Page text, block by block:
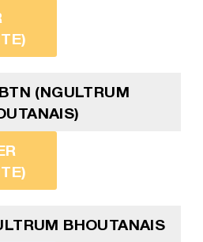
(NGULTRUM
BHOUTANAIS